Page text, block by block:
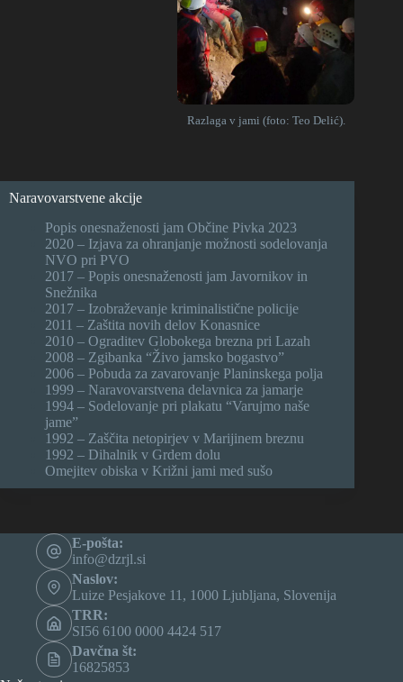
Razlaga v jami (foto: Teo Delić).
Naravovarstvene akcije
Popis onesnaženosti jam Občine Pivka 2023
2020 – Izjava za ohranjanje možnosti sodelovanja
NVO pri PVO
2017 – Popis onesnaženosti jam Javornikov in
Snežnika
2017 – Izobraževanje kriminalistične policije
2011 – Zaštita novih delov Konasnice
2010 – Ograditev Globokega brezna pri Lazah
2008 – Zgibanka “Živo jamsko bogastvo”
2006 – Pobuda za zavarovanje Planinskega polja
1999 – Naravovarstvena delavnica za jamarje
1994 – Sodelovanje pri plakatu “Varujmo naše
jame”
1992 – Zaščita netopirjev v Marijinem breznu
1992 – Dihalnik v Grdem dolu
Omejitev obiska v Križni jami med sušo
E-pošta:
info@dzrjl.si
Naslov:
Luize Pesjakove 11, 1000 Ljubljana, Slovenija
TRR:
SI56 6100 0000 4424 517
Davčna št:
16825853